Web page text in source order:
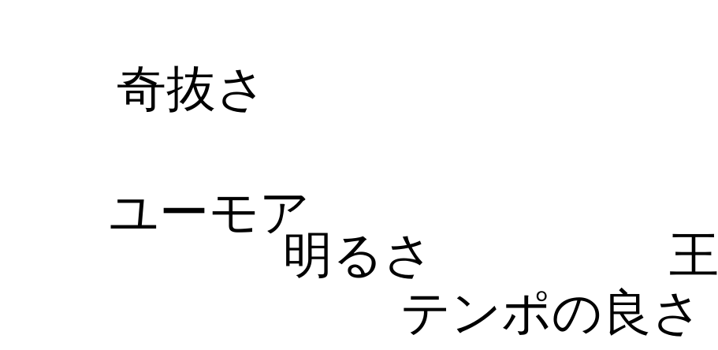
テンポの良さ
明るさ
ユーモア
奇抜さ